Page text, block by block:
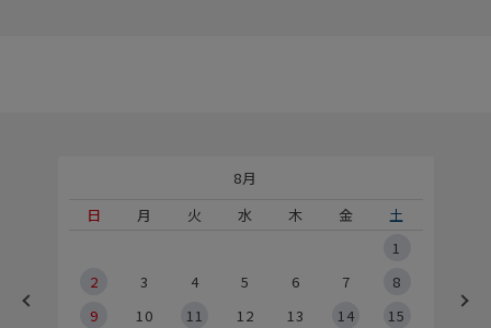
8月
日
月 火 水 木 金
土
1
2
3 4 5 6 7
8
9
10 11 12 13 14
15